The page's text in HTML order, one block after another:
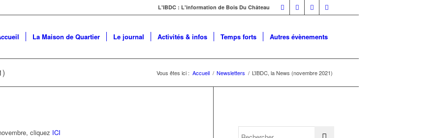
L'IBDC : L'information de Bois Du Château
La Maison de Quartier Le journal Activités & infos Temps forts Autres évènements
Vous êtes ici : Accueil / Newsletters / L’IBDC, la News (novembre 2021)
cliquez ICI